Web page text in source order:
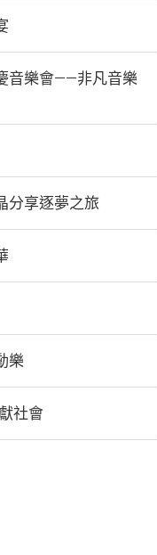
音樂會——非凡音樂
分享逐夢之旅
樂
社會